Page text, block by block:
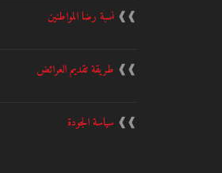
❱❱نسبة رضا المواطنين
❱❱ طريقة تقديم العرائض
❱❱سياسة الجودة